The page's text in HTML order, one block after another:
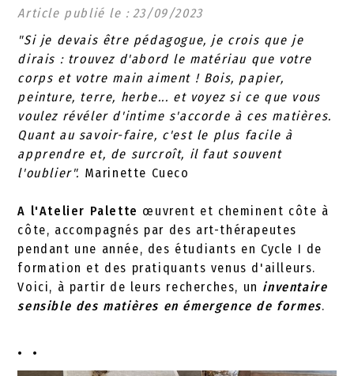
Article publié le : 23/09/2023
"Si je devais être pédagogue, je crois que je
dirais : trouvez d'abord le matériau que votre
corps et votre main aiment ! Bois, papier,
peinture, terre, herbe... et voyez si ce que vous
voulez révéler d'intime s'accorde à ces matières.
Quant au savoir-faire, c'est le plus facile à
apprendre et, de surcroît, il faut souvent
l'oublier". Marinette Cueco
A l'Atelier Palette œuvrent et cheminent côte à
côte, accompagnés par des art-thérapeutes
pendant une année, des étudiants en Cycle I de
formation et des pratiquants venus d'ailleurs.
Voici, à partir de leurs recherches, un inventaire
sensible des matières en émergence de formes.
. .